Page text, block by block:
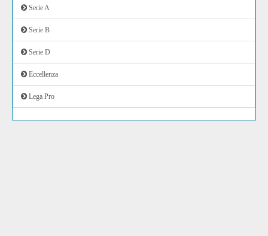
Serie A
Serie B
Serie D
Eccellenza
Lega Pro